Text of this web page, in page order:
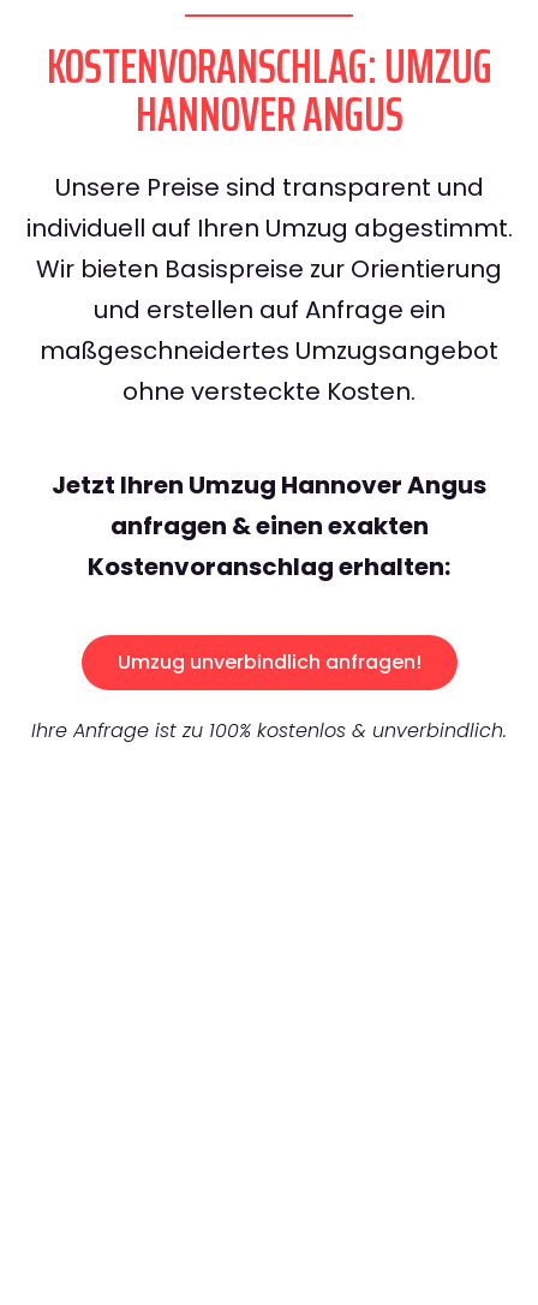
KOSTENVORANSCHLAG: UMZUG
HANNOVER ANGUS
Unsere Preise sind transparent und
individuell auf Ihren Umzug abgestimmt.
Wir bieten Basispreise zur Orientierung
und erstellen auf Anfrage ein
maßgeschneidertes Umzugsangebot
ohne versteckte Kosten.
Jetzt Ihren Umzug Hannover Angus
anfragen & einen exakten
Kostenvoranschlag erhalten:
Umzug unverbindlich anfragen!
Ihre Anfrage ist zu 100% kostenlos & unverbindlich.